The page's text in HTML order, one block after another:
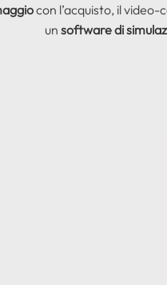
con l’acquisto, il video-
un software di